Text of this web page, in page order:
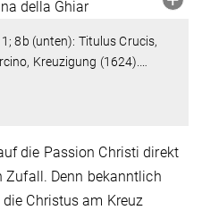
8b (unten): Titulus Crucis,
Kreuzigung (1624).…
die Passion Christi direkt
Zufall. Denn bekanntlich
Christus am Kreuz